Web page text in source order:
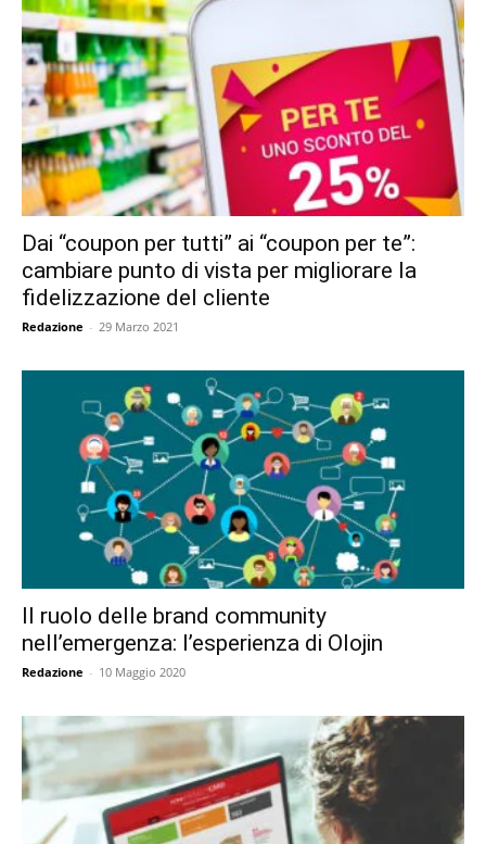
Dai “coupon per tutti” ai “coupon per te”:
cambiare punto di vista per migliorare la
fidelizzazione del cliente
Redazione - 29 Marzo 2021
Il ruolo delle brand community
nell’emergenza: l’esperienza di Olojin
Redazione - 10 Maggio 2020